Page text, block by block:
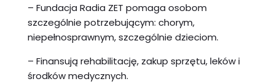
– Fundacja Radia ZET pomaga osobom
szczególnie potrzebującym: chorym,
niepełnosprawnym, szczególnie dzieciom.
– Finansują rehabilitację, zakup sprzętu, leków i
środków medycznych.